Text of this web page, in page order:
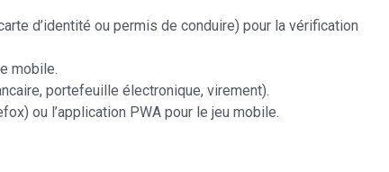
d’identité ou permis de conduire) pour la vérification
mobile.
portefeuille électronique, virement).
ou l’application PWA pour le jeu mobile.